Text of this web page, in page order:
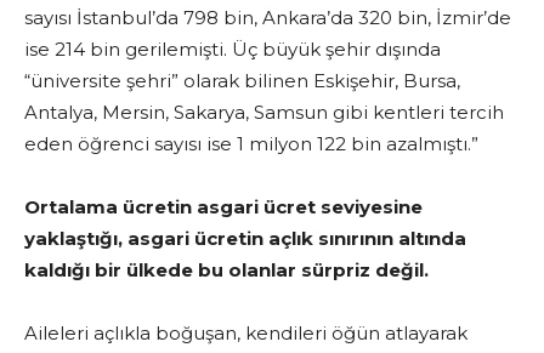
sayısı İstanbul’da 798 bin, Ankara’da 320 bin, İzmir’de
ise 214 bin gerilemişti. Üç büyük şehir dışında
“üniversite şehri” olarak bilinen Eskişehir, Bursa,
Antalya, Mersin, Sakarya, Samsun gibi kentleri tercih
eden öğrenci sayısı ise 1 milyon 122 bin azalmıştı.”
Ortalama ücretin asgari ücret seviyesine
yaklaştığı, asgari ücretin açlık sınırının altında
kaldığı bir ülkede bu olanlar sürpriz değil.
Aileleri açlıkla boğuşan, kendileri öğün atlayarak